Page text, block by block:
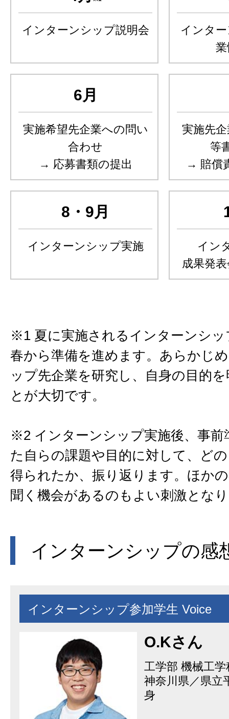
インターンシップ説明会
インタ
6月
実施希望先企業への問い
合わせ
→ 応募書類の提出
実施先
等
→ 賠償
8・9月
インターンシップ実施
イン
成果発
※1 夏に実施されるインターンシッ
春から準備を進めます。あらかじ
ップ先企業を研究し、自身の目的
とが大切です。
※2 インターンシップ実施後、事前
た自らの課題や目的に対して、ど
得られたか、振り返ります。ほか
聞く機会があるのもよい刺激とな
インターンシップの感
インターンシップ参加学生 Voice
O.Kさん
工学部 機械工学
神奈川県／県立
身